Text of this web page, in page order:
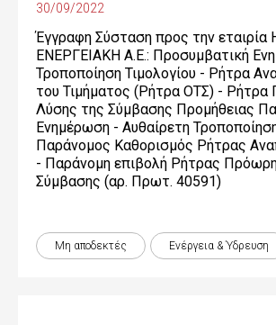
30/09/2022
Έγγραφη Σύσταση προς την
ΕΝΕΡΓΕΙΑΚΗ Α.Ε.: Προσυμβατική
Τροποποίηση Τιμολογίου - Ρήτρα
του Τιμήματος (Ρήτρα ΟΤΣ) -
Λύσης της Σύμβασης Προμήθειας
Ενημέρωση - Αυθαίρετη
Παράνομος Καθορισμός Ρήτρας
- Παράνομη επιβολή Ρήτρας
Σύμβασης (αρ. Πρωτ. 40591)
Μη αποδεκτές Ενέργεια & Ύδρευση